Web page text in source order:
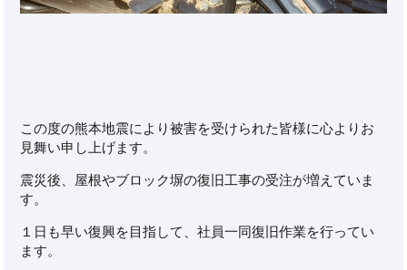
この度の熊本地震により被害を受けられた皆様に心よりお
見舞い申し上げます。
震災後、屋根やブロック塀の復旧工事の受注が増えていま
す。
１日も早い復興を目指して、社員一同復旧作業を行ってい
ます。